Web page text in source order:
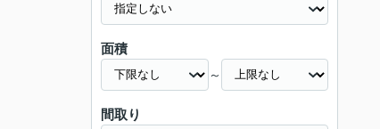
面積
～
間取り